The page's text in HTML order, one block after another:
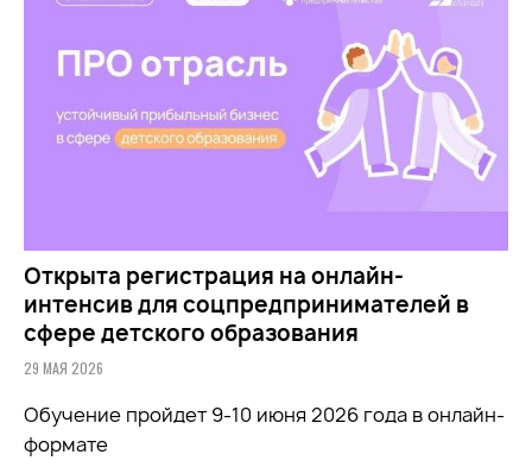
Открыта регистрация на онлайн-
интенсив для соцпредпринимателей в
сфере детского образования
29 МАЯ 2026
Обучение пройдет 9-10 июня 2026 года в онлайн-
формате